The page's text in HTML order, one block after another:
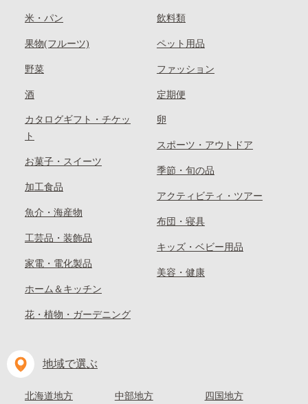
米・パン
果物(フルーツ)
野菜
酒
カタログギフト・チケッ
ト
お菓子・スイーツ
加工食品
魚介・海産物
工芸品・装飾品
家電・電化製品
ホーム＆キッチン
花・植物・ガーデニング
飲料類
ペット用品
ファッション
定期便
卵
スポーツ・アウトドア
季節・旬の品
アクティビティ・ツアー
布団・寝具
キッズ・ベビー用品
美容・健康
地域で選ぶ
北海道地方 中部地方 四国地方